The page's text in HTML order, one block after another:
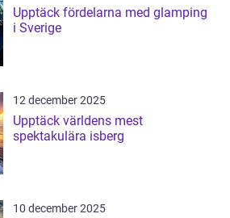
Upptäck fördelarna med glamping
i Sverige
12 december 2025
Upptäck världens mest
spektakulära isberg
10 december 2025